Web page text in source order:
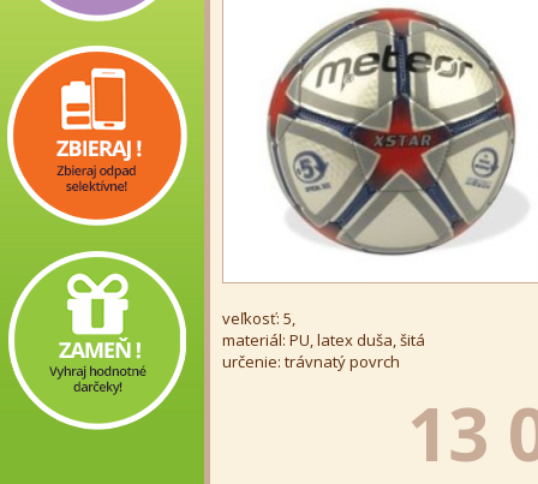
veľkosť: 5,
materiál: PU, latex duša, šitá
určenie: trávnatý povrch
13